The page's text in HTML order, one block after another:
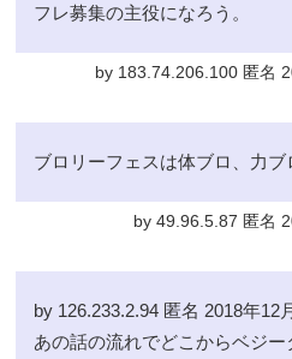
フレ募集の主役になろう。
by 183.74.206.100 匿名
ブロリーフェスは体ブロ、力
by 49.96.5.87 匿名
by 126.233.2.94 匿名 2018年12
あの話の流れでどこからベジ